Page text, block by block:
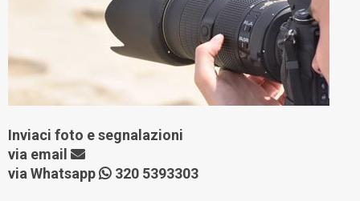
Inviaci foto e segnalazioni
via email
via Whatsapp
320 5393303